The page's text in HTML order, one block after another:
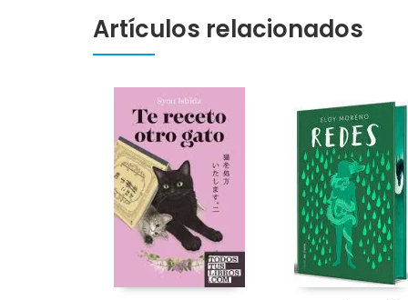
Artículos relacionados